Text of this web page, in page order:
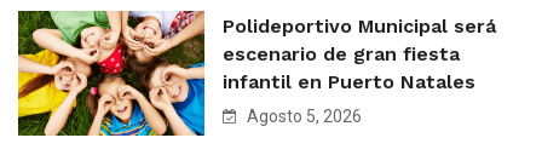
Polideportivo Municipal será
escenario de gran fiesta
infantil en Puerto Natales
Agosto 5, 2026